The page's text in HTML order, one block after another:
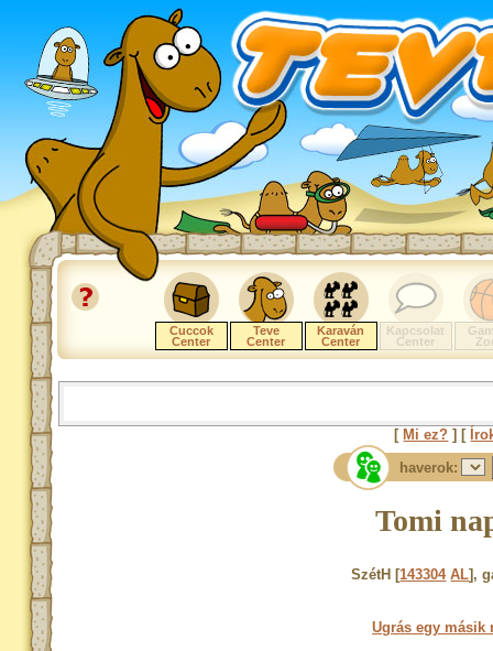
Cuccok
Center
Teve
Center
Karaván
Center
Kapcsolat
Center
[ Mi ez? ] [
haverok:
Tomi
SzétH [143304 AL],
Ugrás egy másik